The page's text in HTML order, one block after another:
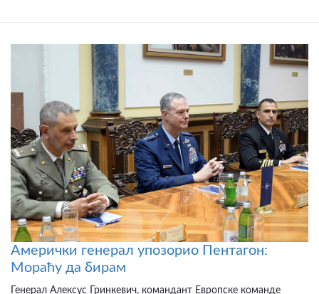
Амерички генерал упозорио Пентагон:
Мораћу да бирам
Генерал Алексус Гринкевич, командант Европске команде